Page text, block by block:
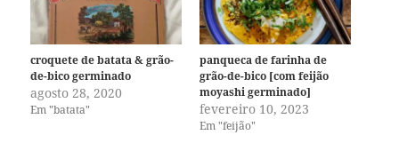
croquete de batata & grão-
de-bico germinado
agosto 28, 2020
Em "batata"
panqueca de farinha de
grão-de-bico [com feijão
moyashi germinado]
fevereiro 10, 2023
Em "feijão"